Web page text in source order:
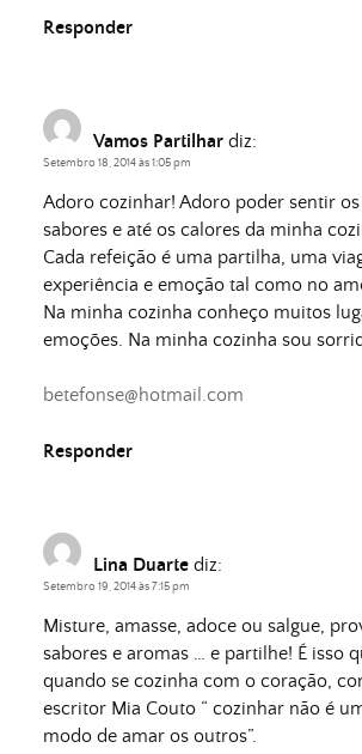
Responder
Vamos Partilhar diz:
Setembro 18, 2014 às 1:05 pm
Adoro cozinhar! Adoro poder sentir
sabores e até os calores da minha
Cada refeição é uma partilha, uma
experiência e emoção tal como no
Na minha cozinha conheço muitos
emoções. Na minha cozinha sou
betefonse@hotmail.com
Responder
Lina Duarte diz:
Setembro 19, 2014 às 7:15 pm
Misture, amasse, adoce ou salgue,
sabores e aromas … e partilhe! É isso
quando se cozinha com o coração,
escritor Mia Couto “ cozinhar não é
modo de amar os outros”.